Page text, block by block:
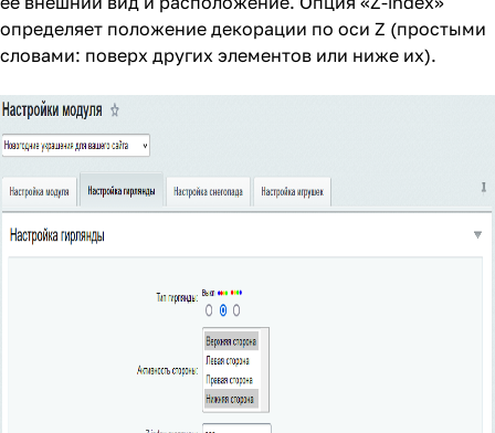
определяет положение декорации по оси Z (простыми
словами: поверх других элементов или ниже их).